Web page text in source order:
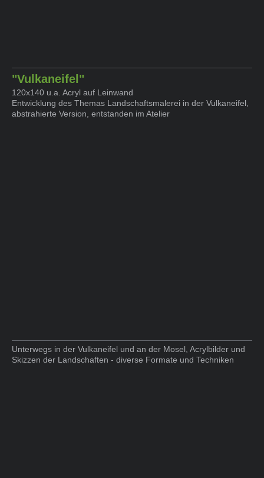
"Vulkaneifel"
120x140 u.a. Acryl auf Leinwand
Entwicklung des Themas Landschaftsmalerei in der Vulkaneifel,
abstrahierte Version, entstanden im Atelier
Unterwegs in der Vulkaneifel und an der Mosel, Acrylbilder und
Skizzen der Landschaften - diverse Formate und Techniken